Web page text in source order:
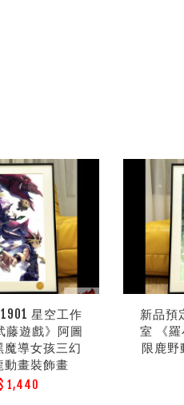
星空工作
藤遊戲》阿圖
魔導女孩三幻
動畫裝飾畫
1,440
新品預
室 《
限鹿野